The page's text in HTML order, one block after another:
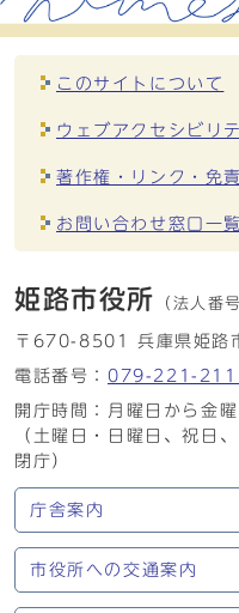
このサイトについて
ウェブアクセシビリ
著作権・リンク・免
お問い合わせ窓口一覧
姫路市役所 （法人番
〒670-8501 兵庫県姫路
電話番号： 079-221-
開庁時間：月曜日から金
（土曜日・日曜日、祝日
閉庁）
庁舎案内
市役所への交通案内